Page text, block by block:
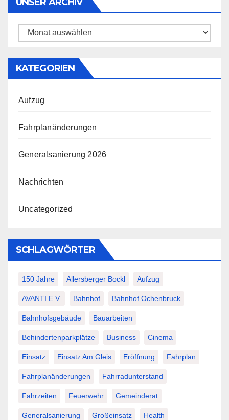
Unser
KATEGORIEN
Aufzug
Fahrplanänderungen
Generalsanierung 2026
Nachrichten
Uncategorized
SCHLAGWÖRTER
150 Jahre Allersberger Bockl Aufzug
AVANTI E.V. Bahnhof Bahnhof Ochenbruck
Bahnhofsgebäude Bauarbeiten
Behindertenparkplätze Business Cinema
Einsatz Einsatz Am Gleis Eröffnung Fahrplan
Fahrplanänderungen Fahrradunterstand
Fahrzeiten Feuerwehr Gemeinderat
Generalsanierung Großeinsatz Health